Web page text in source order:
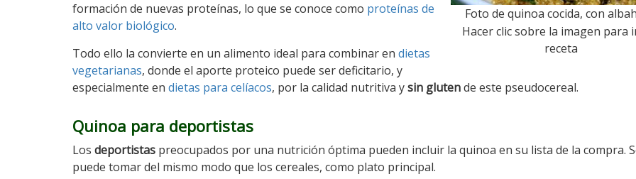
Foto de quinoa cocida, con
Hacer clic sobre la imagen para
receta
formación de nuevas proteínas, lo que se conoce como proteínas de
alto valor biológico.
Todo ello la convierte en un alimento ideal para combinar en dietas
vegetarianas, donde el aporte proteico puede ser deficitario, y
especialmente en dietas para celíacos, por la calidad nutritiva ysin glutende este pseudocereal.
Quinoa para deportistas
Los deportistas preocupados por una nutrición óptima pueden incluir la quinoa en su lista de la compra.
puede tomar del mismo modo que los cereales, como plato principal.